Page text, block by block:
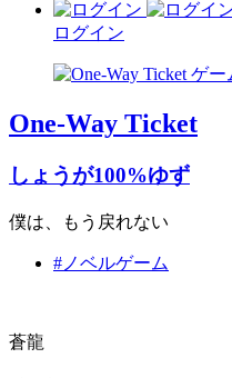
ログイン
One-Way Ticket
しょうが100%ゆず
僕は、もう戻れない
#ノベルゲーム
蒼龍